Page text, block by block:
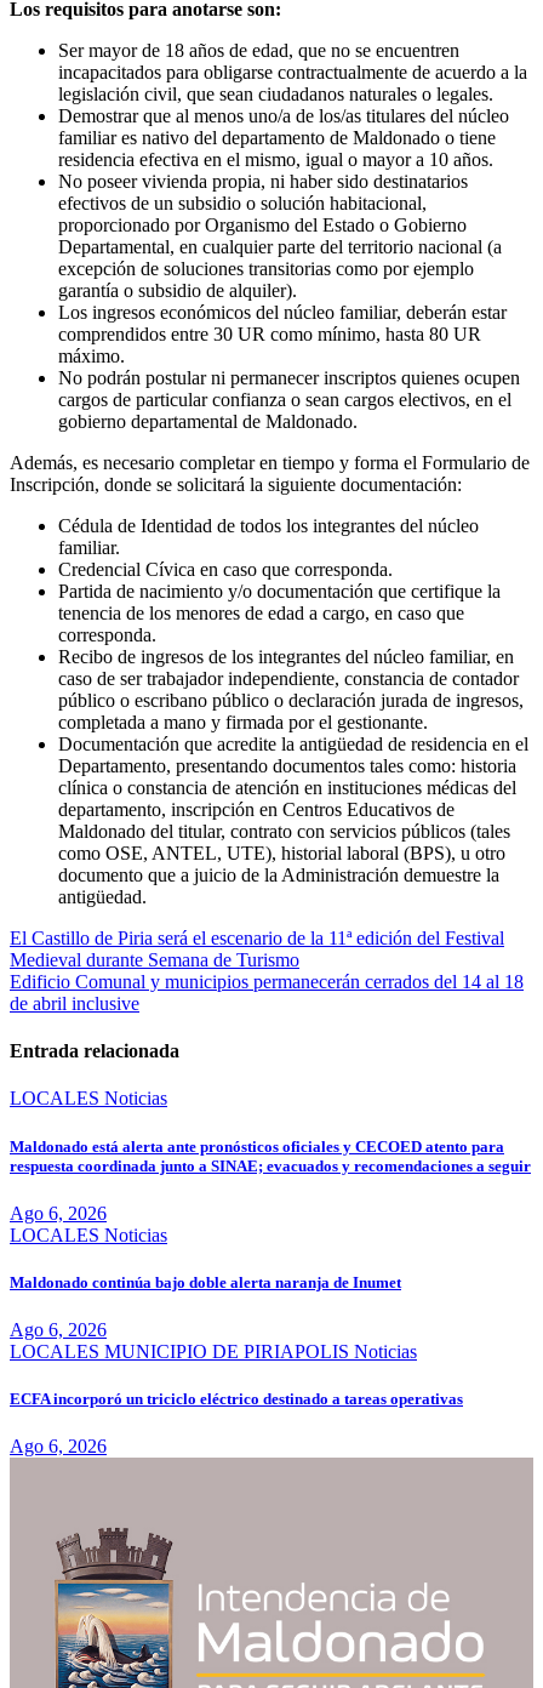
Los requisitos para anotarse son:
Ser mayor de 18 años de edad, que no se encuentren
incapacitados para obligarse contractualmente de acuerdo a la
legislación civil, que sean ciudadanos naturales o legales.
Demostrar que al menos uno/a de los/as titulares del núcleo
familiar es nativo del departamento de Maldonado o tiene
residencia efectiva en el mismo, igual o mayor a 10 años.
No poseer vivienda propia, ni haber sido destinatarios
efectivos de un subsidio o solución habitacional,
proporcionado por Organismo del Estado o Gobierno
Departamental, en cualquier parte del territorio nacional (a
excepción de soluciones transitorias como por ejemplo
garantía o subsidio de alquiler).
Los ingresos económicos del núcleo familiar, deberán estar
comprendidos entre 30 UR como mínimo, hasta 80 UR
máximo.
No podrán postular ni permanecer inscriptos quienes ocupen
cargos de particular confianza o sean cargos electivos, en el
gobierno departamental de Maldonado.
Además, es necesario completar en tiempo y forma el Formulario de
Inscripción, donde se solicitará la siguiente documentación:
Cédula de Identidad de todos los integrantes del núcleo
familiar.
Credencial Cívica en caso que corresponda.
Partida de nacimiento y/o documentación que certifique la
tenencia de los menores de edad a cargo, en caso que
corresponda.
Recibo de ingresos de los integrantes del núcleo familiar, en
caso de ser trabajador independiente, constancia de contador
público o escribano público o declaración jurada de ingresos,
completada a mano y firmada por el gestionante.
Documentación que acredite la antigüedad de residencia en el
Departamento, presentando documentos tales como: historia
clínica o constancia de atención en instituciones médicas del
departamento, inscripción en Centros Educativos de
Maldonado del titular, contrato con servicios públicos (tales
como OSE, ANTEL, UTE), historial laboral (BPS), u otro
documento que a juicio de la Administración demuestre la
antigüedad.
Navegación
de
entradas
El Castillo de Piria será el escenario de la 11ª edición del Festival
Medieval durante Semana de Turismo
Edificio Comunal y municipios permanecerán cerrados del 14 al 18
de abril inclusive
Entrada relacionada
LOCALES Noticias
Maldonado está alerta ante pronósticos oficiales y CECOED atento para
respuesta coordinada junto a SINAE; evacuados y recomendaciones a seguir
Ago 6, 2026
LOCALES Noticias
Maldonado continúa bajo doble alerta naranja de Inumet
Ago 6, 2026
LOCALES MUNICIPIO DE PIRIAPOLIS Noticias
ECFA incorporó un triciclo eléctrico destinado a tareas operativas
Ago 6, 2026